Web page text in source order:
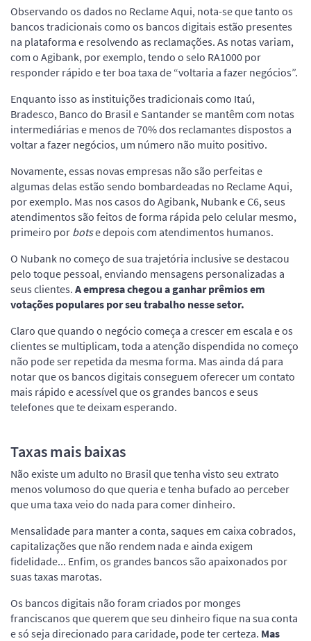
Observando os dados no Reclame Aqui, nota-se que tanto os
bancos tradicionais como os bancos digitais estão presentes
na plataforma e resolvendo as reclamações. As notas variam,
com o Agibank, por exemplo, tendo o selo RA1000 por
responder rápido e ter boa taxa de “voltaria a fazer negócios”.
Enquanto isso as instituições tradicionais como Itaú,
Bradesco, Banco do Brasil e Santander se mantêm com notas
intermediárias e menos de 70% dos reclamantes dispostos a
voltar a fazer negócios, um número não muito positivo.
Novamente, essas novas empresas não são perfeitas e
algumas delas estão sendo bombardeadas no Reclame Aqui,
por exemplo. Mas nos casos do Agibank, Nubank e C6, seus
atendimentos são feitos de forma rápida pelo celular mesmo,
primeiro por botse depois com atendimentos humanos.
O Nubank no começo de sua trajetória inclusive se destacou
pelo toque pessoal, enviando mensagens personalizadas a
seus clientes. A empresa chegou a ganhar prêmios em
votações populares por seu trabalho nesse setor.
Claro que quando o negócio começa a crescer em escala e os
clientes se multiplicam, toda a atenção dispendida no começo
não pode ser repetida da mesma forma. Mas ainda dá para
notar que os bancos digitais conseguem oferecer um contato
mais rápido e acessível que os grandes bancos e seus
telefones que te deixam esperando.
Taxas mais baixas
Não existe um adulto no Brasil que tenha visto seu extrato
menos volumoso do que queria e tenha bufado ao perceber
que uma taxa veio do nada para comer dinheiro.
Mensalidade para manter a conta, saques em caixa cobrados,
capitalizações que não rendem nada e ainda exigem
fidelidade... Enfim, os grandes bancos são apaixonados por
suas taxas marotas.
Os bancos digitais não foram criados por monges
franciscanos que querem que seu dinheiro fique na sua conta
e só seja direcionado para caridade, pode ter certeza. Mas